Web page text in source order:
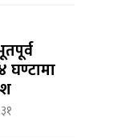
घण्टामा